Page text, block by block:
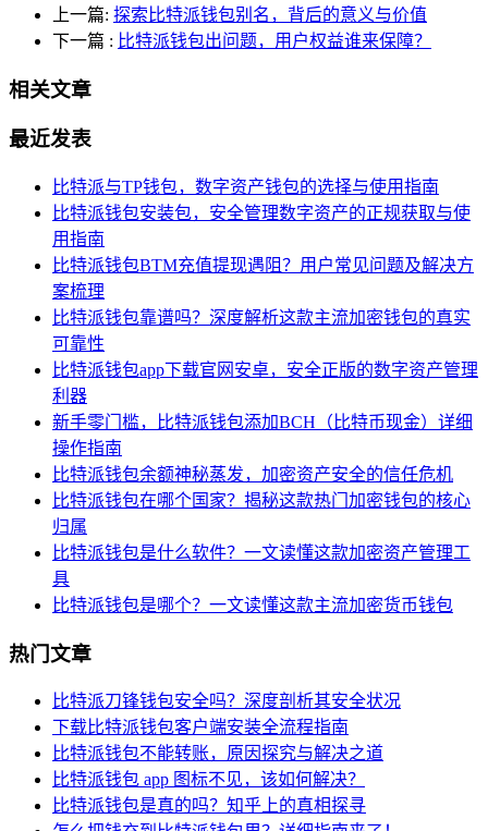
上一篇: 探索比特派钱包别名，背后的意义与价值
下一篇 : 比特派钱包出问题，用户权益谁来保障？
相关文章
最近发表
比特派与TP钱包，数字资产钱包的选择与使用指南
比特派钱包安装包，安全管理数字资产的正规获取与使
用指南
比特派钱包BTM充值提现遇阻？用户常见问题及解决方
案梳理
比特派钱包靠谱吗？深度解析这款主流加密钱包的真实
可靠性
比特派钱包app下载官网安卓，安全正版的数字资产管理
利器
新手零门槛，比特派钱包添加BCH（比特币现金）详细
操作指南
比特派钱包余额神秘蒸发，加密资产安全的信任危机
比特派钱包在哪个国家？揭秘这款热门加密钱包的核心
归属
比特派钱包是什么软件？一文读懂这款加密资产管理工
具
比特派钱包是哪个？一文读懂这款主流加密货币钱包
热门文章
比特派刀锋钱包安全吗？深度剖析其安全状况
下载比特派钱包客户端安装全流程指南
比特派钱包不能转账，原因探究与解决之道
比特派钱包 app 图标不见，该如何解决？
比特派钱包是真的吗？知乎上的真相探寻